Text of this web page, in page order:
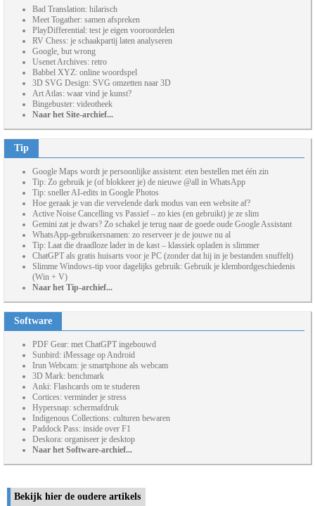
Bad Translation: hilarisch
Meet Togather: samen afspreken
PlayDifferential: test je eigen vooroordelen
RV Chess: je schaakpartij laten analyseren
Google, but wrong
Usenet Archives: retro
Babbel XYZ: online woordspel
3D SVG Design: SVG omzetten naar 3D
Art Atlas: waar vind je kunst?
Bingebuster: videotheek
Naar het Site-archief...
Tip
Google Maps wordt je persoonlijke assistent: eten bestellen met één zin
Tip: Zo gebruik je (of blokkeer je) de nieuwe @all in WhatsApp
Tip: sneller AI-edits in Google Photos
Hoe geraak je van die vervelende dark modus van een website af?
Active Noise Cancelling vs Passief – zo kies (en gebruikt) je ze slim
Gemini zat je dwars? Zo schakel je terug naar de goede oude Google Assistant
WhatsApp-gebruikersnamen: zo reserveer je de jouwe nu al
Tip: Laat die draadloze lader in de kast – klassiek opladen is slimmer
ChatGPT als gratis huisarts voor je PC (zonder dat hij in je bestanden snuffelt)
Slimme Windows-tip voor dagelijks gebruik: Gebruik je klembordgeschiedenis
(Win + V)
Naar het Tip-archief...
Software
PDF Gear: met ChatGPT ingebouwd
Sunbird: iMessage op Android
Irun Webcam: je smartphone als webcam
3D Mark: benchmark
Anki: Flashcards om te studeren
Cortices: verminder je stress
Hypersnap: schermafdruk
Indigenous Collections: culturen bewaren
Paddock Pass: inside over F1
Deskora: organiseer je desktop
Naar het Software-archief...
Bekijk hier de oudere artikels